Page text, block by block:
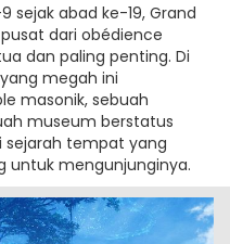
sejak abad ke-19, Grand
dari obédience
dan paling penting. Di
megah ini
masonik, sebuah
museum berstatus
sejarah tempat yang
untuk mengunjunginya.